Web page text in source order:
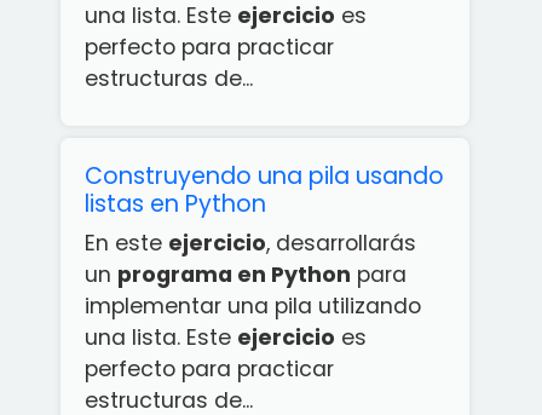
una lista. Este ejercicio es
perfecto para practicar
estructuras de...
Construyendo una pila usando
listas en Python
En este ejercicio, desarrollarás
un programa en Python para
implementar una pila utilizando
una lista. Este ejercicio es
perfecto para practicar
estructuras de...